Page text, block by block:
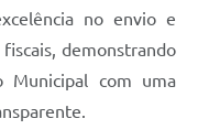
no envio e
demonstrando
Municipal com uma